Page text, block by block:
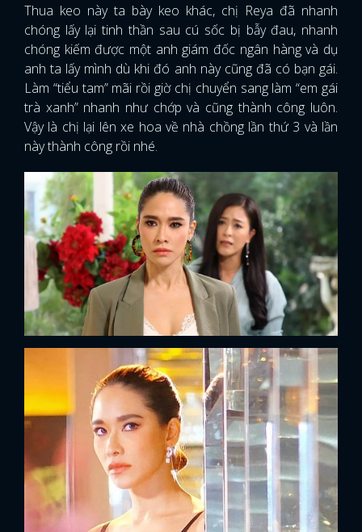
Thua keo này ta bày keo khác, chị Reya đã nhanh
chóng lấy lại tinh thần sau cú sốc bị bẫy đau, nhanh
chóng kiếm được một anh giám đốc ngân hàng và dụ
anh ta lấy mình dù khi đó anh này cũng đã có bạn gái.
Làm “tiểu tam” mãi rồi giờ chị chuyển sang làm “em gái
trà xanh” nhanh như chớp và cũng thành công luôn.
Vậy là chị lại lên xe hoa về nhà chồng lần thứ 3 và lần
này thành công rồi nhé.